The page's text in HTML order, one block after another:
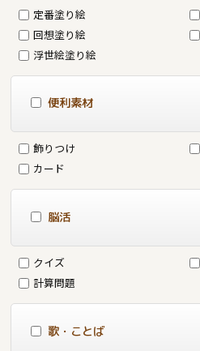
定番塗り絵
回想塗り絵
浮世絵塗り絵
便利素材
飾りつけ
カード
脳活
クイズ
計算問題
歌・ことば